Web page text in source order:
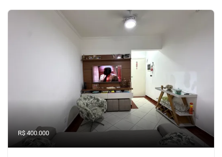
R$ 400.000